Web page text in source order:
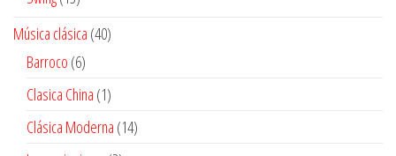
Música clásica 4040
Barroco 66
productos
Clasica China 11
producto
Clásica Moderna 1414